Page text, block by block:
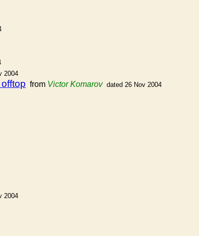
2004
from Victor Komarov dated 26 Nov 2004
2004